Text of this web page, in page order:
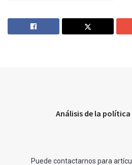
Análisis de la política
Puede contactarnos para